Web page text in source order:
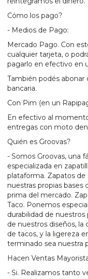
Cómo los pago?
- Medios de Pago:
Mercado Pago. Con
cualquier tarjeta, o
pagarlo en efectivo en
También podés
bancaria.
Con Pim (en un
En efectivo al
entregas con moto
Quién es Groovas?
- Somos Groovas, una
especializada en
plataforma. Zapatos
nuestras propias
prima del mercado.
Taco. Ponemos
durabilidad de
de nuestros diseños,
de tacos, y la ligereza
terminado sea nuestra
Hacen Ventas
- Si. Realizamos tanto